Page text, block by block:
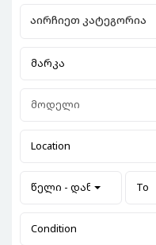
აირჩიეთ კატეგორია
მარკა
მოდელი
Location
წელი - დან To
Condition